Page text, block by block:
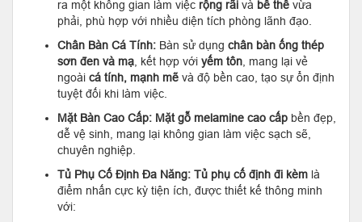
ra một không gian làm việc rộng rãi và bề thế vừa
phải, phù hợp với nhiều diện tích phòng lãnh đạo.
Chân Bàn Cá Tính: Bàn sử dụng chân bàn ống thép
sơn đen và mạ, kết hợp với yếm tôn, mang lại vẻ
ngoài cá tính, mạnh mẽ và độ bền cao, tạo sự ổn định
tuyệt đối khi làm việc.
Mặt Bàn Cao Cấp: Mặt gỗ melamine cao cấp bền đẹp,
dễ vệ sinh, mang lại không gian làm việc sạch sẽ,
chuyên nghiệp.
Tủ Phụ Cố Định Đa Năng: Tủ phụ cố định đi kèm là
điểm nhấn cực kỳ tiện ích, được thiết kế thông minh
với: